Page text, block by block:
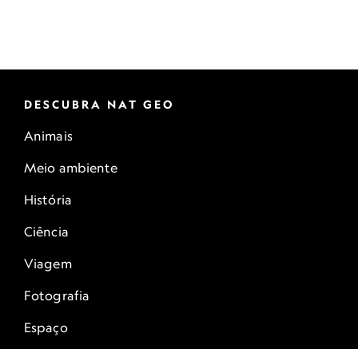
DESCUBRA NAT GEO
Animais
Meio ambiente
História
Ciência
Viagem
Fotografia
Espaço